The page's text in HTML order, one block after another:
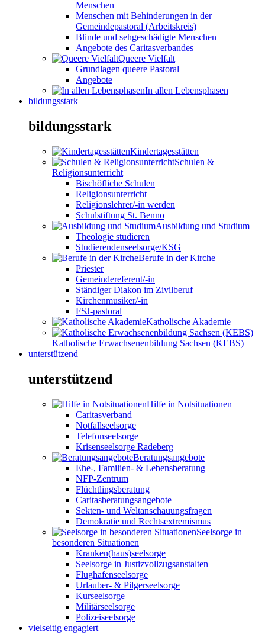
Menschen
Menschen mit Behinderungen in der
Gemeindepastoral (Arbeitskreis)
Blinde und sehgeschädigte Menschen
Angebote des Caritasverbandes
Queere Vielfalt
Grundlagen queere Pastoral
Angebote
In allen Lebensphasen
bildungsstark
bildungsstark
Kindertagesstätten
Schulen &
Religionsunterricht
Bischöfliche Schulen
Religionsunterricht
Religionslehrer/-in werden
Schulstiftung St. Benno
Ausbildung und Studium
Theologie studieren
Studierendenseelsorge/KSG
Berufe in der Kirche
Priester
Gemeindereferent/-in
Ständiger Diakon im Zivilberuf
Kirchenmusiker/-in
FSJ-pastoral
Katholische Akademie
Katholische Erwachsenenbildung Sachsen (KEBS)
unterstützend
unterstützend
Hilfe in Notsituationen
Caritasverband
Notfallseelsorge
Telefonseelsorge
Krisenseelsorge Radeberg
Beratungsangebote
Ehe-, Familien- & Lebensberatung
NFP-Zentrum
Flüchtlingsberatung
Caritasberatungsangebote
Sekten- und Weltanschauungsfragen
Demokratie und Rechtsextremismus
Seelsorge in
besonderen Situationen
Kranken(haus)seelsorge
Seelsorge in Justizvollzugsanstalten
Flughafenseelsorge
Urlauber- & Pilgerseelsorge
Kurseelsorge
Militärseelsorge
Polizeiseelsorge
vielseitig engagiert